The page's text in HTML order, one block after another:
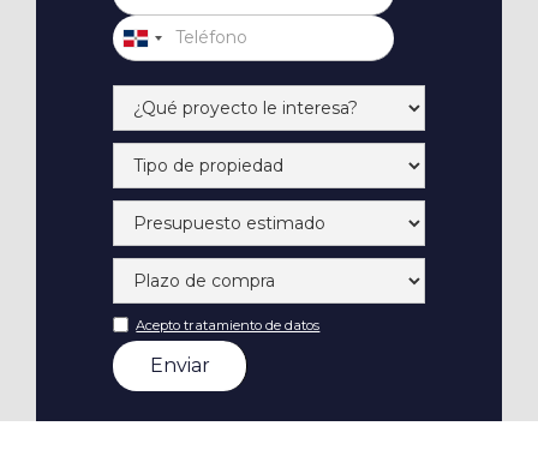
Acepto tratamiento de datos